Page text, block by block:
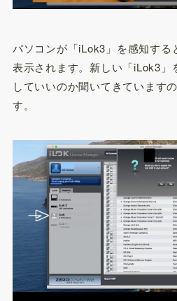
パソコンが「iLok3」を感知する
表示されます。新しい「iLok3」
していいのか聞いてきています
す。